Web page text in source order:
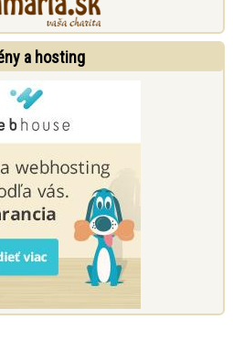
a hosting